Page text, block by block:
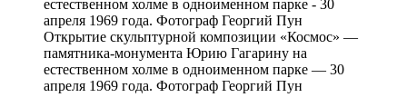
Открытие скульптурной композиции «Космос» —
памятника-монумента Юрию Гагарину на
естественном холме в одноименном парке — 30
апреля 1969 года. Фотограф Георгий Пун